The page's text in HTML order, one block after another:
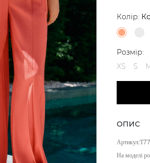
Колір:
Розмір:
XS
S
ОПИС
На моделі